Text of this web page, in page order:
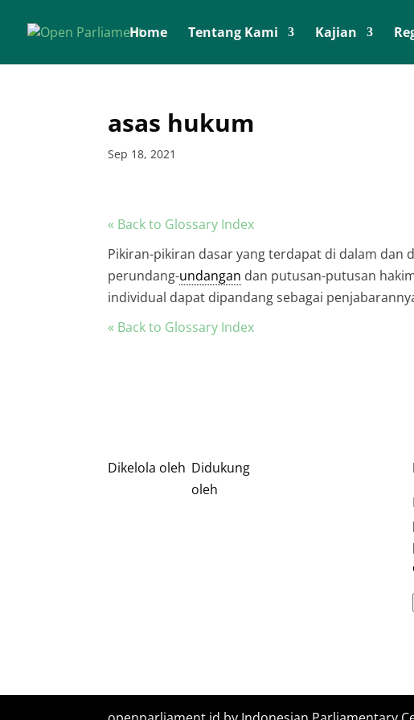
Home Tentang Kami Kajian
asas hukum
Sep 18, 2021
« Back to Glossary Index
Pikiran-pikiran dasar yang terdapat di dalam
perundang-undangan dan putusan-putusan
individual dapat dipandang sebagai
« Back to Glossary Index
Dikelola oleh Didukung
oleh